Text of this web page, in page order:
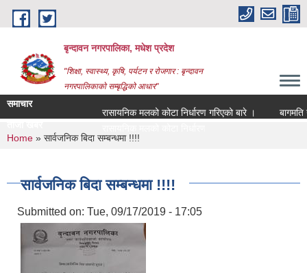
Skip to main content
बृन्दावन नगरपालिका, मधेश प्रदेश
"शिक्षा, स्वास्थ्य, कृषि, पर्यटन र रोजगार : बृन्दावन
नगरपालिकाको सम्बृद्धिको आधार"
समाचार
रासायनिक मलको कोटा निर्धारण गरिएको बारे ।
बागमति
You are here
Home » सार्वजनिक बिदा सम्बन्धमा !!!!
सार्वजनिक बिदा सम्बन्धमा !!!!
Submitted on: Tue, 09/17/2019 - 17:05